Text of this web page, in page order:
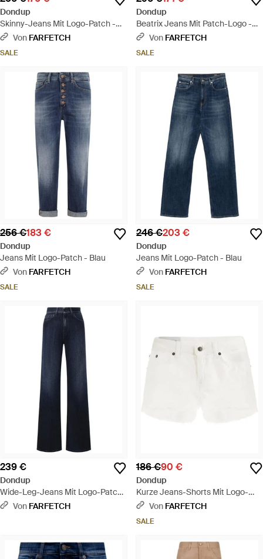
Dondup
Skinny-Jeans Mit Logo-Patch -
BlauVon FARFETCH
SALE
Dondup
Beatrix Jeans Mit Patch-Logo -
BlauVon FARFETCH
SALE
256 €183 €
Dondup
Jeans Mit Logo-Patch - Blau
Von FARFETCH
SALE
246 €203 €
Dondup
Jeans Mit Logo-Patch - Blau
Von FARFETCH
SALE
239 €
Dondup
Wide-Leg-Jeans Mit Logo-Patch
- Blau
Von FARFETCH
186 €90 €
Dondup
Kurze Jeans-Shorts Mit Logo-
Schild - Weiß
Von FARFETCH
SALE